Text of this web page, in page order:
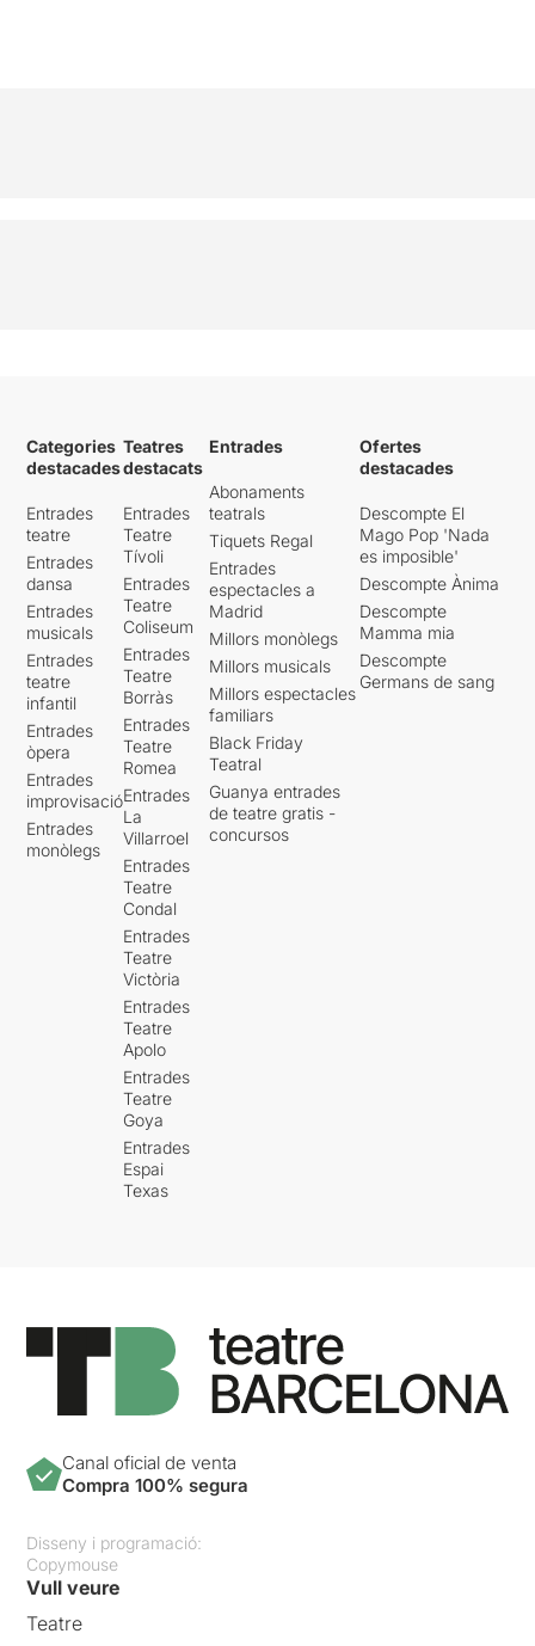
Categories
destacades
Entrades
teatre
Entrades
dansa
Entrades
musicals
Entrades
teatre
infantil
Entrades
òpera
Entrades
improvisació
Entrades
monòlegs
Teatres
destacats
Entrades
Teatre
Tívoli
Entrades
Teatre
Coliseum
Entrades
Teatre
Borràs
Entrades
Teatre
Romea
Entrades
La
Villarroel
Entrades
Teatre
Condal
Entrades
Teatre
Victòria
Entrades
Teatre
Apolo
Entrades
Teatre
Goya
Entrades
Espai
Texas
Entrades
Abonaments
teatrals
Tiquets Regal
Entrades
espectacles a
Madrid
Millors monòlegs
Millors musicals
Millors espectacles
familiars
Black Friday
Teatral
Guanya entrades
de teatre gratis -
concursos
Ofertes
destacades
Descompte El
Mago Pop 'Nada
es imposible'
Descompte Ànima
Descompte
Mamma mia
Descompte
Germans de sang
Canal oficial de venta
Compra 100% segura
Disseny i programació:
Copymouse
Vull veure
Teatre